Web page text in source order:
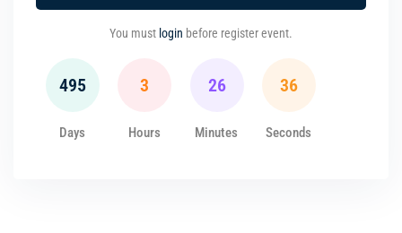
You must login before register event.
495
Days
3
Hours
26
Minutes
35
Seconds